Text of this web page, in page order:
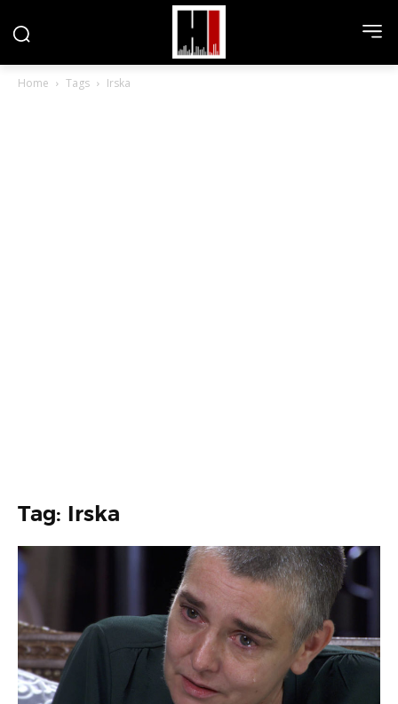
Home Tags Irska
Tag: Irska